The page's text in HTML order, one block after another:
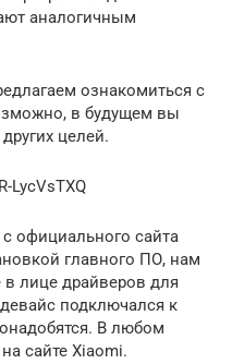
аналогичным
ознакомиться с
в будущем вы
целей.
LycVsTXQ
с официального сайта
главного ПО, нам
лице драйверов для
подключался к
В любом
сайте Xiaomi.